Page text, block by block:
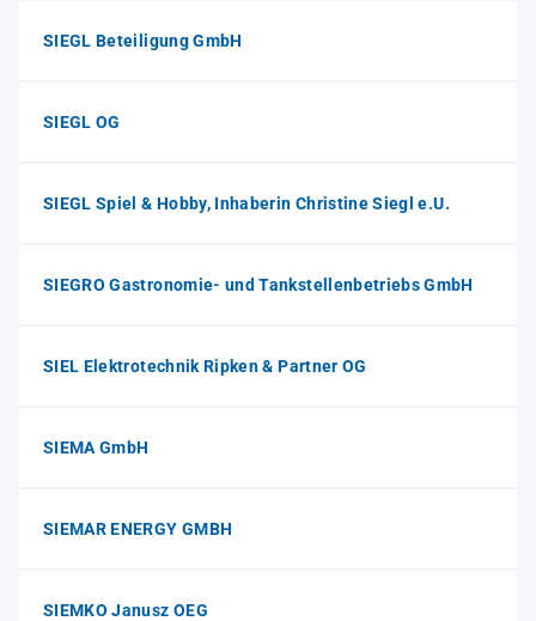
SIEGL Beteiligung GmbH
SIEGL OG
SIEGL Spiel & Hobby, Inhaberin Christine Siegl e.U.
SIEGRO Gastronomie- und Tankstellenbetriebs GmbH
SIEL Elektrotechnik Ripken & Partner OG
SIEMA GmbH
SIEMAR ENERGY GMBH
SIEMKO Janusz OEG